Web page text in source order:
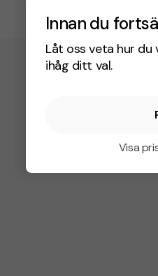
Innan du
Låt oss veta hur du
ihåg ditt val.
Visa